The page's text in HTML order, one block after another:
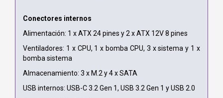
Conectores internos
Alimentación: 1 x ATX 24 pines y 2 x ATX 12V 8 pines
Ventiladores: 1 x CPU, 1 x bomba CPU, 3 x sistema y 1 x
bomba sistema
Almacenamiento: 3 x M.2 y 4 x SATA
USB internos: USB-C 3.2 Gen 1, USB 3.2 Gen 1 y USB 2.0